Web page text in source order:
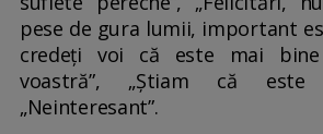
pese de gura lumii, important
credeți voi că este mai
voastră”, „Știam că este
„Neinteresant”.